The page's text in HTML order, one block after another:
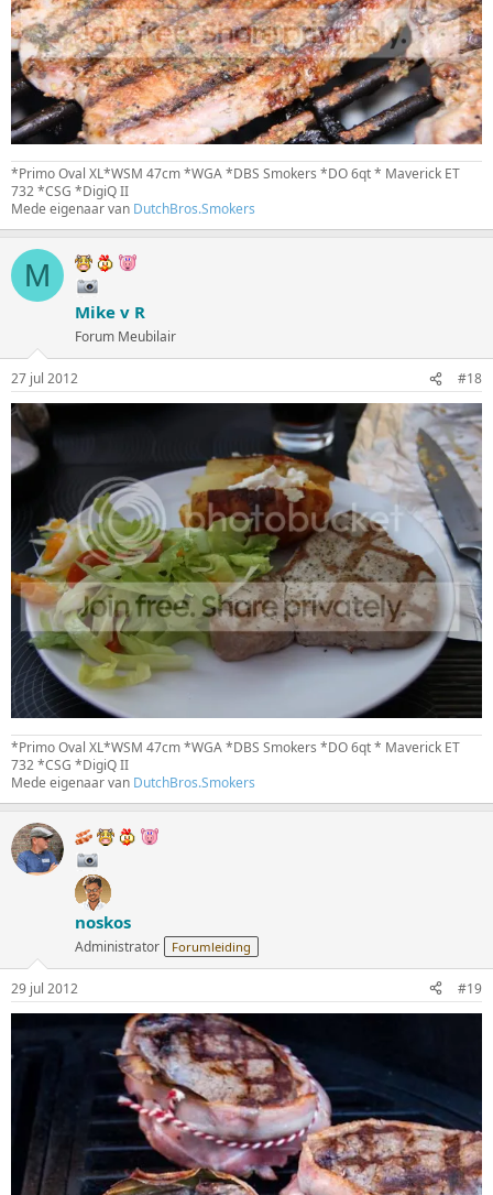
*Primo Oval XL*WSM 47cm *WGA *DBS Smokers *DO 6qt * Maverick ET
732 *CSG *DigiQ II
Mede eigenaar van DutchBros.Smokers
M
Mike v R
Forum Meubilair
27 jul 2012 #18
*Primo Oval XL*WSM 47cm *WGA *DBS Smokers *DO 6qt * Maverick ET
732 *CSG *DigiQ II
Mede eigenaar van DutchBros.Smokers
noskos
Administrator Forumleiding
29 jul 2012 #19